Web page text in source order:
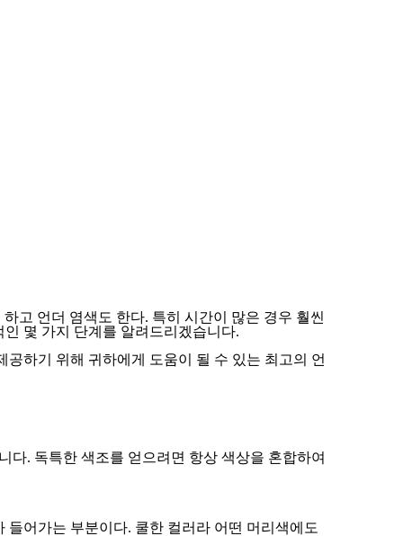
고 언더 염색도 한다. 특히 시간이 많은 경우 훨씬
몇 가지 단계를 알려드리겠습니다.
하기 위해 귀하에게 도움이 될 수 있는 최고의 언
다. 독특한 색조를 얻으려면 항상 색상을 혼합하여
어가는 부분이다. 쿨한 컬러라 어떤 머리색에도